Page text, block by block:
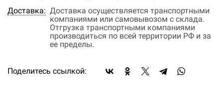
Доставка: Доставка осуществляется транспортными
компаниями или самовывозом с склада.
Отгрузка транспортными компаниями
производиться по всей территории РФ и за
ее пределы.
Поделитесь ссылкой: